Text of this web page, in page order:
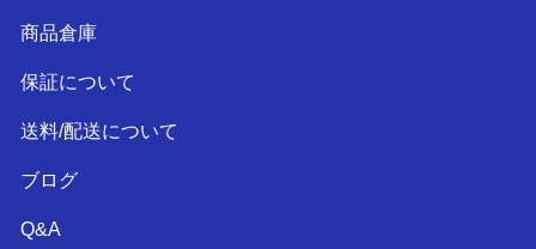
商品倉庫
保証について
送料/配送について
ブログ
Q&A